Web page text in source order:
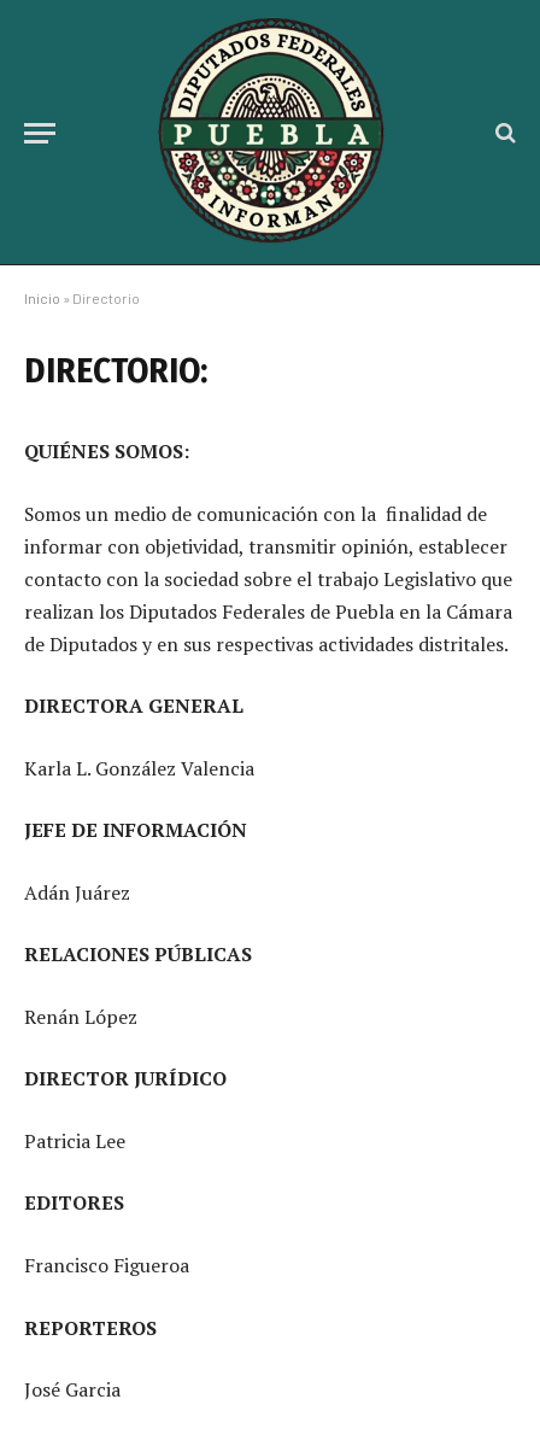
Inicio » Directorio
DIRECTORIO:
QUIÉNES SOMOS:
Somos un medio de comunicación con la finalidad de
informar con objetividad, transmitir opinión, establecer
contacto con la sociedad sobre el trabajo Legislativo que
realizan los Diputados Federales de Puebla en la Cámara
de Diputados y en sus respectivas actividades distritales.
DIRECTORA GENERAL
Karla L. González Valencia
JEFE DE INFORMACIÓN
Adán Juárez
RELACIONES PÚBLICAS
Renán López
DIRECTOR JURÍDICO
Patricia Lee
EDITORES
Francisco Figueroa
REPORTEROS
José Garcia